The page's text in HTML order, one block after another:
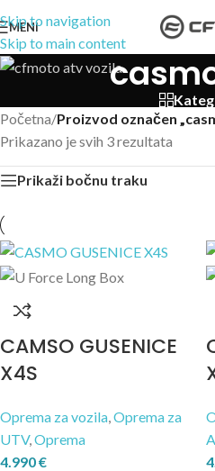
Skip to navigation
Skip to main content
MENI
Početna/Proizvod označen
Prikazano je svih 3 rezultata
Prikaži bočnu traku
CAMSO GUSENICE
X4S
Oprema za vozila,Oprema za
UTV,Oprema
4.990€